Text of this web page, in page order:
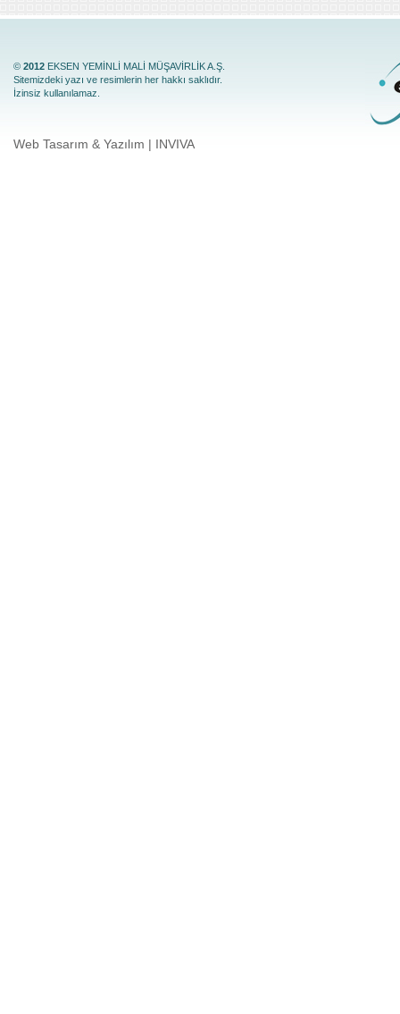
© 2012 EKSEN YEMİNLİ MALİ MÜŞAVİRLİK A.Ş.
Sitemizdeki yazı ve resimlerin her hakkı saklıdır.
İzinsiz kullanılamaz.
Web Tasarım & Yazılım | INVIVA